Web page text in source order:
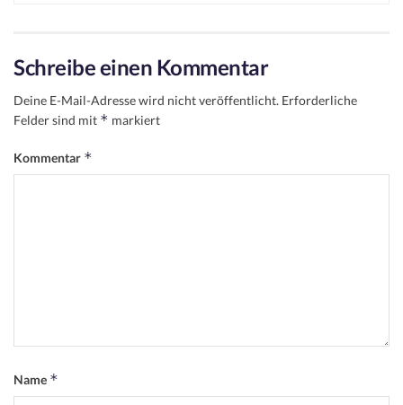
Schreibe einen Kommentar
Deine E-Mail-Adresse wird nicht veröffentlicht. Erforderliche
Felder sind mit * markiert
Kommentar *
Name *